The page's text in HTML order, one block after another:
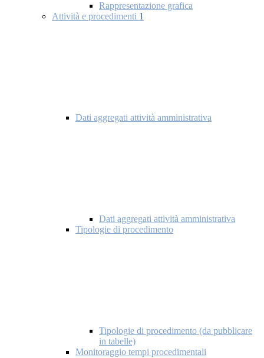
Rappresentazione grafica
Attività e procedimenti 1
Dati aggregati attività amministrativa
Dati aggregati attività amministrativa
Tipologie di procedimento
Tipologie di procedimento (da pubblicare
in tabelle)
Monitoraggio tempi procedimentali